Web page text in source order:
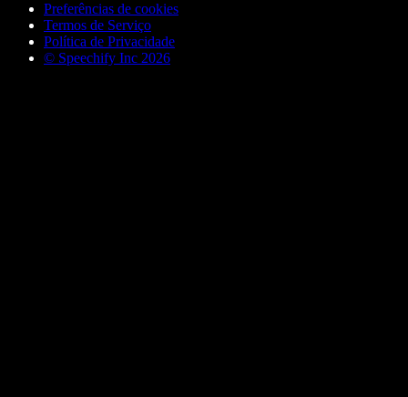
Preferências de cookies
Termos de Serviço
Política de Privacidade
© Speechify Inc 2026